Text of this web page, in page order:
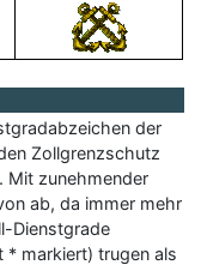
der
Zollgrenzschutz
Mit zunehmender
ab, da immer mehr
Dienstgrade
* markiert) trugen als